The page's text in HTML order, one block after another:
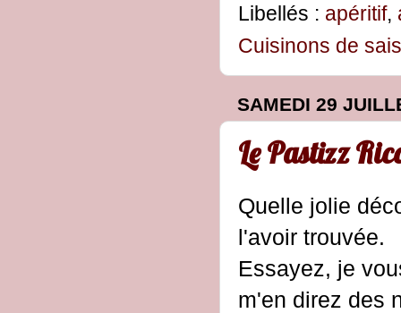
Libellés : apéritif,
Cuisinons de
SAMEDI 29
Le Pastizz
Quelle jolie
l'avoir trouvée.
Essayez, je
m'en direz des